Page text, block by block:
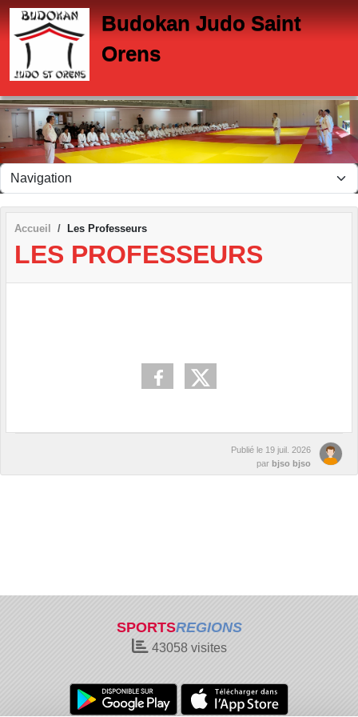
Budokan Judo Saint
Orens
Accueil Les Professeurs
LES PROFESSEURS
Publié le 19 juil. 2026
par bjso bjso
SPORTSREGIONS
43058visites
Panneau de gestion des cookies